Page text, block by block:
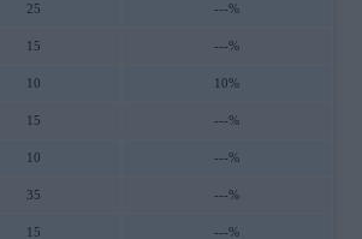
25 ---%
15 ---%
10 10%
15 ---%
10 ---%
35 ---%
15 ---%